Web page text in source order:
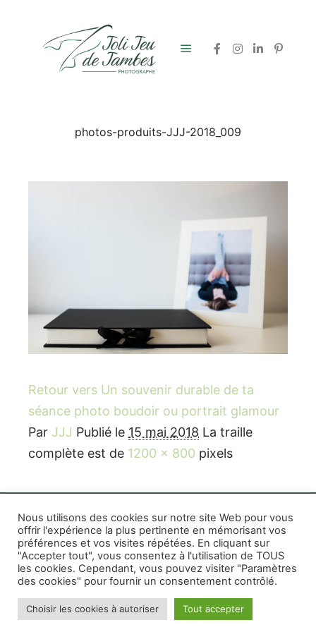
photos-produits-JJJ-2018_009
Retour vers Un souvenir durable de ta
séance photo boudoir ou portrait glamour
Par JJJ Publié le 15 mai 2018 La traille
complète est de 1200 × 800 pixels
Rife WordPress Theme|Photographe boudoir et
photo thérapeutique Montréal Lille Avignon
Photographe mariage et famille Montréal|
Photographe commercial Montréal|Mentions
légales
Nous utilisons des cookies sur notre site Web pour vous
offrir l'expérience la plus pertinente en mémorisant vos
préférences et vos visites répétées. En cliquant sur
"Accepter tout", vous consentez à l'utilisation de TOUS
les cookies. Cependant, vous pouvez visiter "Paramètres
des cookies" pour fournir un consentement contrôlé.
Choisir les cookies à autoriser Tout accepter